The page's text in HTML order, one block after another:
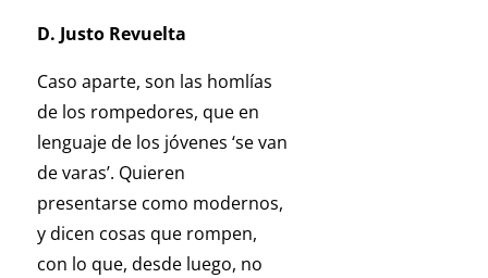
D. Justo Revuelta
Caso aparte, son las homlías
de los rompedores, que en
lenguaje de los jóvenes ‘se van
de varas’. Quieren
presentarse como modernos,
y dicen cosas que rompen,
con lo que, desde luego, no